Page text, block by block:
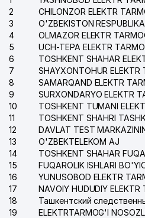
2
3
4
5
6
7
8
9
10
11
12
13
O'ZBEKTELEKOM AJ
14
15
16
17
18
19